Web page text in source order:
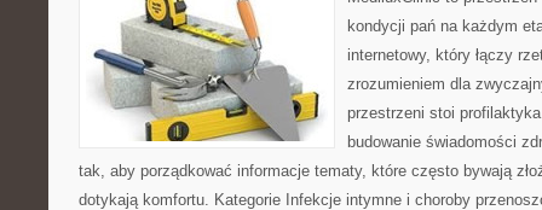
kondycji pań na każdym
internetowy, który łączy
zrozumieniem dla
przestrzeni stoi
budowanie świadomości
tak, aby porządkować informacje tematy, które często bywają
dotykają komfortu. Kategorie Infekcje intymne i choroby